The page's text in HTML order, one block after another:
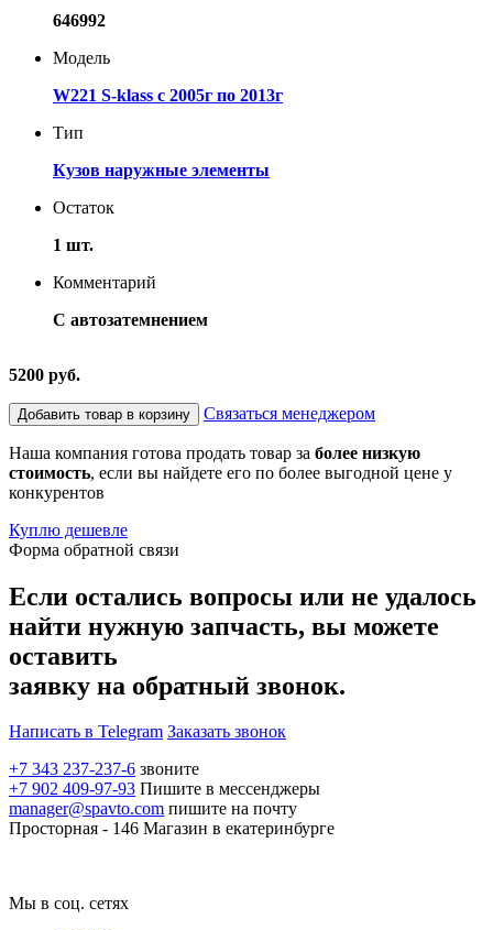
646992
Модель
W221 S-klass с 2005г по 2013г
Тип
Кузов наружные элементы
Остаток
1 шт.
Комментарий
С автозатемнением
5200 руб.
Добавить товар в корзину Связаться менеджером
Наша компания готова продать товар за более низкую
стоимость, если вы найдете его по более выгодной цене у
конкурентов
Куплю дешевле
Форма обратной связи
Если остались вопросы или не удалось
найти нужную запчасть, вы можете
оставить
заявку на обратный звонок.
Написать в Telegram Заказать звонок
+7 343 237-237-6 звоните
+7 902 409-97-93 Пишите в мессенджеры
manager@spavto.com пишите на почту
Просторная - 146 Магазин в екатеринбурге
Мы в соц. сетях